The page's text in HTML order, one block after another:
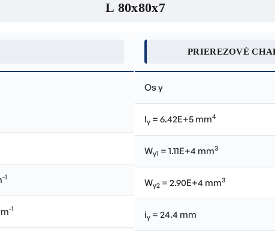
L 80x80x7
-1
-1
PRIEREZOVÉ
Os y
Iy = 6.42E+5 mm4
Wy1 = 1.11E+4 mm3
Wy2 = 2.90E+4 mm3
iy = 24.4 mm